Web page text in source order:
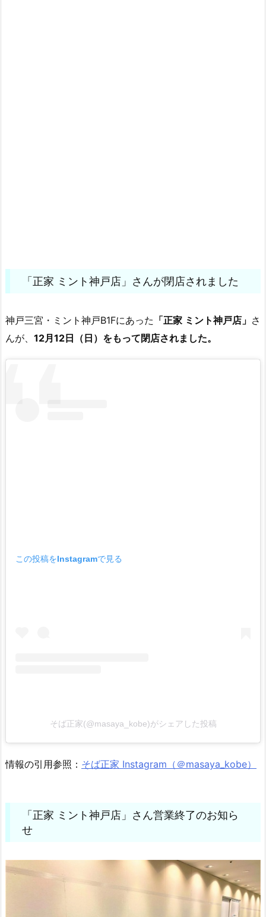
「正家 ミント神戸店」さんが閉店されました
神戸三宮・ミント神戸B1Fにあった 「正家 ミント神戸店」 さ
んが、 12月12日（日）をもって閉店されました。
この投稿をInstagramで見る
そば正家(@masaya_kobe)がシェアした投稿
情報の引用参照： そば正家 Instagram（＠masaya_kobe）
「正家 ミント神戸店」さん営業終了のお知ら
せ